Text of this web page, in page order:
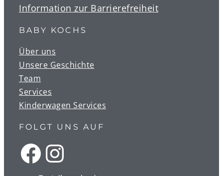
FOLGT UNS AUF
BABY KOCHS
Über uns
Unsere Geschichte
Team
Services
Kinderwagen Services
Information zur Barrierefreiheit